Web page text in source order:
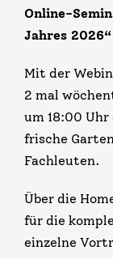
Online-
Jahres
Mit der
2 mal
um 18:00
frische
Fachleuten.
Über die
für die
einzelne